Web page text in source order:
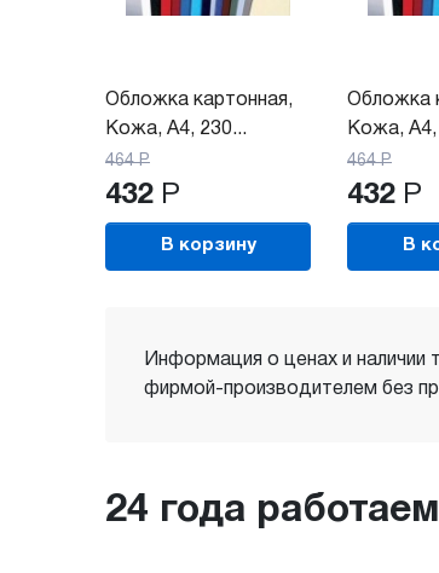
Обложка картонная,
Кожа, A4, 230...
464 Р
432 Р
В корзину
Обложка
Кожа, A4,
464 Р
432 Р
В
Информация о ценах и наличии
фирмой-производителем без
24 года